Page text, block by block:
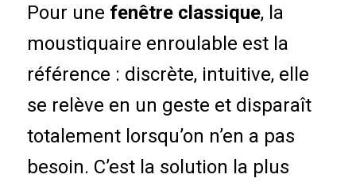
Pour une fenêtre classique, la
moustiquaire enroulable est la
référence : discrète, intuitive, elle
se relève en un geste et disparaît
totalement lorsqu’on n’en a pas
besoin. C’est la solution la plus